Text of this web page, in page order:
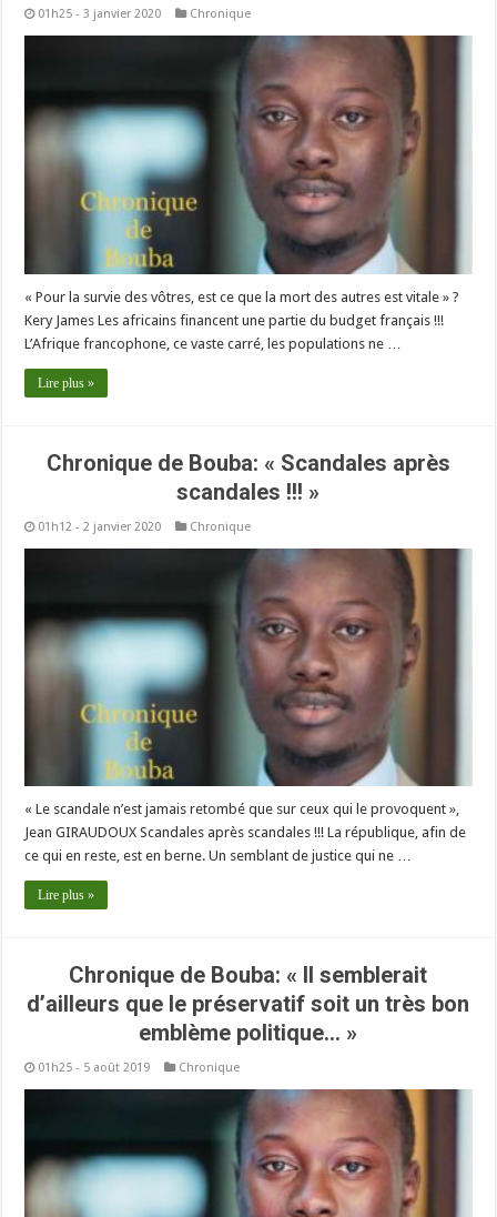
01h25 - 3 janvier 2020 Chronique
« Pour la survie des vôtres, est ce que la mort des autres est vitale » ?
Kery James Les africains financent une partie du budget français !!!
L’Afrique francophone, ce vaste carré, les populations ne …
Lire plus »
Chronique de Bouba: « Scandales après
scandales !!! »
01h12 - 2 janvier 2020 Chronique
« Le scandale n’est jamais retombé que sur ceux qui le provoquent »,
Jean GIRAUDOUX Scandales après scandales !!! La république, afin de
ce qui en reste, est en berne. Un semblant de justice qui ne …
Lire plus »
Chronique de Bouba: « Il semblerait
d’ailleurs que le préservatif soit un très bon
emblème politique… »
01h25 - 5 août 2019 Chronique